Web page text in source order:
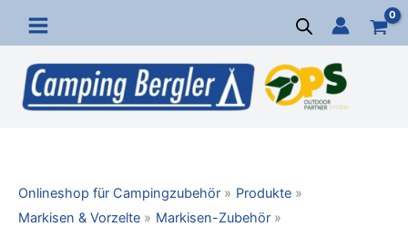
Inhalt
springen
Onlineshop für Campingzubehör
Produkte
Markisen & Vorzelte
Markisen-Zubehör